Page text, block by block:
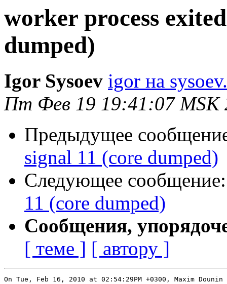
worker process
dumped)
Igor Sysoev igor на
Пт Фев 19 19:41:07 MSK
Предыдущее
signal 11 (core dumped)
Следующее
11 (core dumped)
Сообщения,
[ теме ] [ автору ]
On Tue, Feb 16, 2010 at 02:54:29PM +0300, Maxim